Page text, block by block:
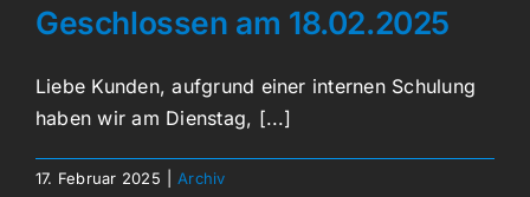
Geschlossen am 18.02.2025
Liebe Kunden, aufgrund einer internen Schulung
haben wir am Dienstag, [...]
17. Februar 2025
Archiv